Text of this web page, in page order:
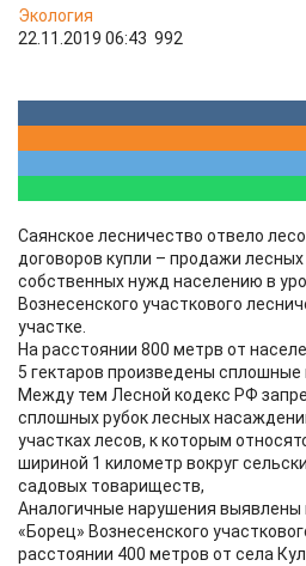
Экология
22.11.2019 06:43 992
Саянское лесничество отвело
договоров купли – продажи
собственных нужд населению в
Вознесенского участкового
участке.
На расстоянии 800 метрв от
5 гектаров произведены сплошные
Между тем Лесной кодекс РФ
сплошных рубок лесных
участках лесов, к которым
шириной 1 километр вокруг
садовых товариществ,
Аналогичные нарушения выявлены
«Борец» Вознесенского
расстоянии 400 метров от села